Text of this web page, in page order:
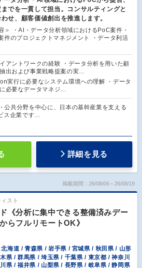
でを一貫して担当。コンサルティングと
せ、顧客価値創出を推進します。
＞ ・AI・データ分析領域におけるPoC案件・
件のプロジェクトマネジメント ・データ利活
イアントワークの経験 ・データ分析を用いた顧
出および事業戦略提案の実…
実行に必要なシステム環境への理解 ・データ
必要なデータマネジ…
公共分野を中心に、日本の基幹産業を支える
ス企業です…
詳細を見る
掲載期間：26/08/06～26/08/19
スト
《分析に集中できる整備済みデー
らフルリモートOK》
北海道 / 青森県 / 岩手県 / 宮城県 / 秋田県 / 山形
県 / 群馬県 / 埼玉県 / 千葉県 / 東京都 / 神奈川
県 / 福井県 / 山梨県 / 長野県 / 岐阜県 / 静岡県